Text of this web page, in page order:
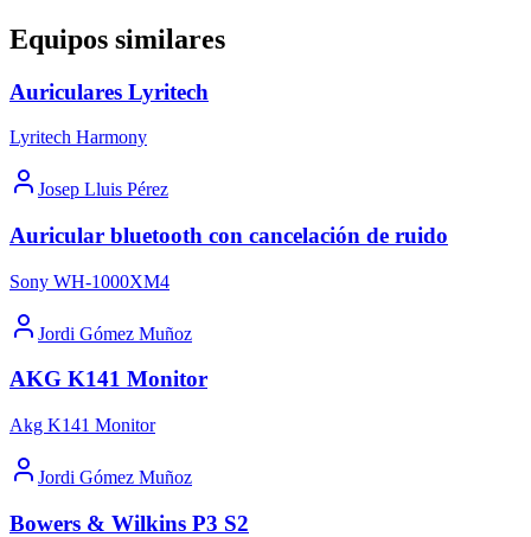
Equipos similares
Auriculares Lyritech
Lyritech Harmony
Josep Lluis Pérez
Auricular bluetooth con cancelación de ruido
Sony WH-1000XM4
Jordi Gómez Muñoz
AKG K141 Monitor
Akg K141 Monitor
Jordi Gómez Muñoz
Bowers & Wilkins P3 S2